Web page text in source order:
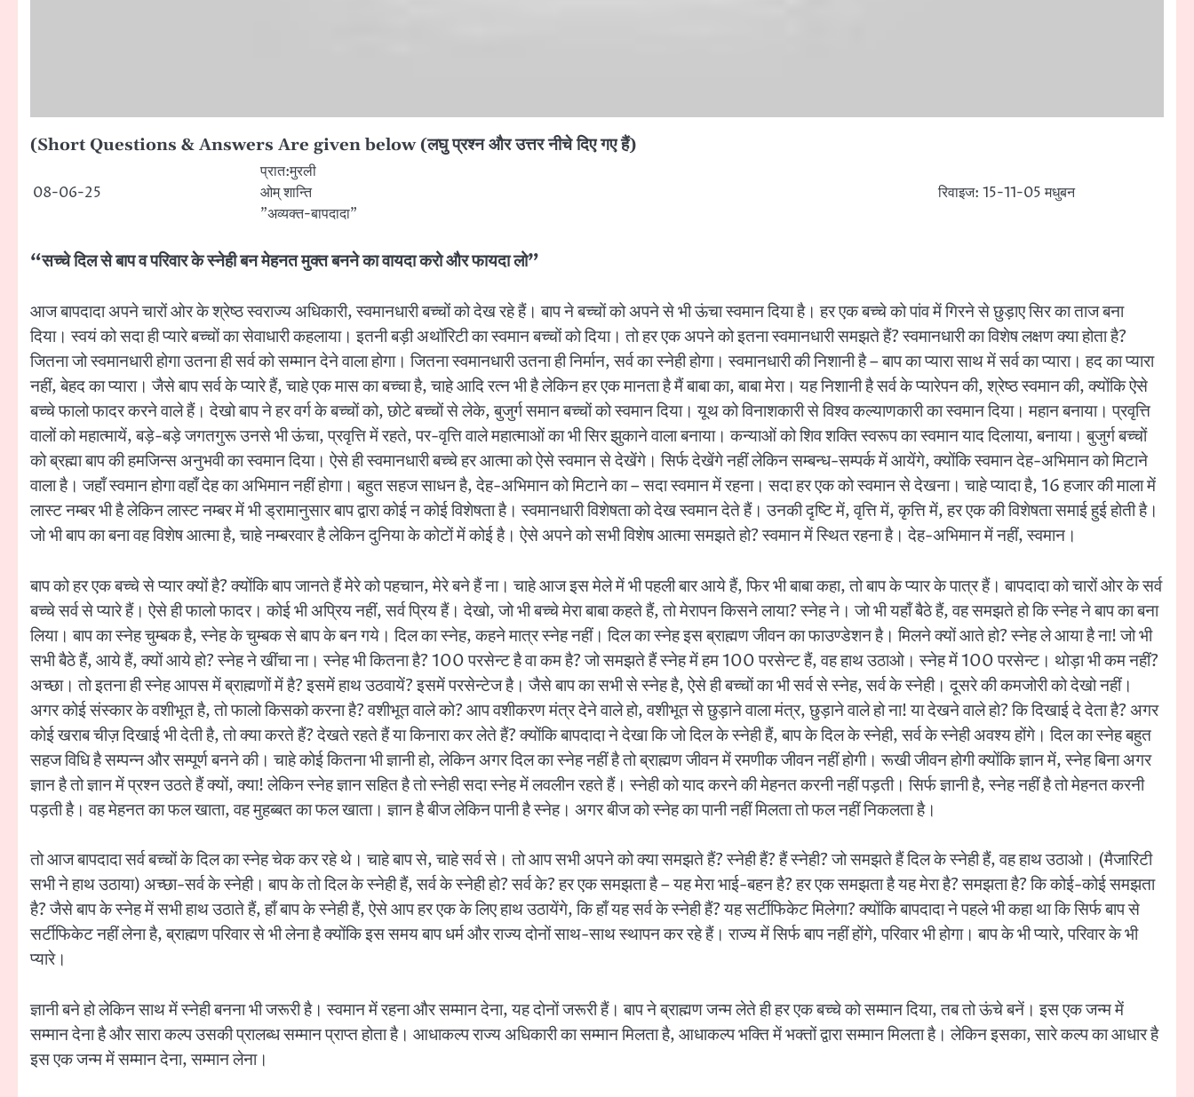
(Short Questions & Answers Are given below (लघु प्रश्न और उत्तर नीचे दिए गए हैं)
08-06-25
प्रात:मुरली
ओम् शान्ति
”अव्यक्त-बापदादा”
रिवाइज: 15-11-05 मधुबन
“सच्चे दिल से बाप व परिवार के स्नेही बन मेहनत मुक्त बनने का वायदा करो और फायदा लो”
आज बापदादा अपने चारों ओर के श्रेष्ठ स्वराज्य अधिकारी, स्वमानधारी बच्चों को देख रहे हैं। बाप ने बच्चों को अपने से भी ऊंचा स्वमान दिया है। हर एक बच्चे को पांव में गिरने से छुड़ाए सिर का ताज बना
दिया। स्वयं को सदा ही प्यारे बच्चों का सेवाधारी कहलाया। इतनी बड़ी अथॉरिटी का स्वमान बच्चों को दिया। तो हर एक अपने को इतना स्वमानधारी समझते हैं? स्वमानधारी का विशेष लक्षण क्या होता है?
जितना जो स्वमानधारी होगा उतना ही सर्व को सम्मान देने वाला होगा। जितना स्वमानधारी उतना ही निर्मान, सर्व का स्नेही होगा। स्वमानधारी की निशानी है – बाप का प्यारा साथ में सर्व का प्यारा। हद का प्यारा
नहीं, बेहद का प्यारा। जैसे बाप सर्व के प्यारे हैं, चाहे एक मास का बच्चा है, चाहे आदि रत्न भी है लेकिन हर एक मानता है मैं बाबा का, बाबा मेरा। यह निशानी है सर्व के प्यारेपन की, श्रेष्ठ स्वमान की, क्योंकि ऐसे
बच्चे फालो फादर करने वाले हैं। देखो बाप ने हर वर्ग के बच्चों को, छोटे बच्चों से लेके, बुजुर्ग समान बच्चों को स्वमान दिया। यूथ को विनाशकारी से विश्व कल्याणकारी का स्वमान दिया। महान बनाया। प्रवृत्ति
वालों को महात्मायें, बड़े-बड़े जगतगुरू उनसे भी ऊंचा, प्रवृत्ति में रहते, पर-वृत्ति वाले महात्माओं का भी सिर झुकाने वाला बनाया। कन्याओं को शिव शक्ति स्वरूप का स्वमान याद दिलाया, बनाया। बुजुर्ग बच्चों
को ब्रह्मा बाप की हमजिन्स अनुभवी का स्वमान दिया। ऐसे ही स्वमानधारी बच्चे हर आत्मा को ऐसे स्वमान से देखेंगे। सिर्फ देखेंगे नहीं लेकिन सम्बन्ध-सम्पर्क में आयेंगे, क्योंकि स्वमान देह-अभिमान को मिटाने
वाला है। जहाँ स्वमान होगा वहाँ देह का अभिमान नहीं होगा। बहुत सहज साधन है, देह-अभिमान को मिटाने का – सदा स्वमान में रहना। सदा हर एक को स्वमान से देखना। चाहे प्यादा है, 16 हजार की माला में
लास्ट नम्बर भी है लेकिन लास्ट नम्बर में भी ड्रामानुसार बाप द्वारा कोई न कोई विशेषता है। स्वमानधारी विशेषता को देख स्वमान देते हैं। उनकी दृष्टि में, वृत्ति में, कृत्ति में, हर एक की विशेषता समाई हुई होती है।
जो भी बाप का बना वह विशेष आत्मा है, चाहे नम्बरवार है लेकिन दुनिया के कोटों में कोई है। ऐसे अपने को सभी विशेष आत्मा समझते हो? स्वमान में स्थित रहना है। देह-अभिमान में नहीं, स्वमान।
बाप को हर एक बच्चे से प्यार क्यों है? क्योंकि बाप जानते हैं मेरे को पहचान, मेरे बने हैं ना। चाहे आज इस मेले में भी पहली बार आये हैं, फिर भी बाबा कहा, तो बाप के प्यार के पात्र हैं। बापदादा को चारों ओर के सर्व
बच्चे सर्व से प्यारे हैं। ऐसे ही फालो फादर। कोई भी अप्रिय नहीं, सर्व प्रिय हैं। देखो, जो भी बच्चे मेरा बाबा कहते हैं, तो मेरापन किसने लाया? स्नेह ने। जो भी यहाँ बैठे हैं, वह समझते हो कि स्नेह ने बाप का बना
लिया। बाप का स्नेह चुम्बक है, स्नेह के चुम्बक से बाप के बन गये। दिल का स्नेह, कहने मात्र स्नेह नहीं। दिल का स्नेह इस ब्राह्मण जीवन का फाउण्डेशन है। मिलने क्यों आते हो? स्नेह ले आया है ना! जो भी
सभी बैठे हैं, आये हैं, क्यों आये हो? स्नेह ने खींचा ना। स्नेह भी कितना है? 100 परसेन्ट है वा कम है? जो समझते हैं स्नेह में हम 100 परसेन्ट हैं, वह हाथ उठाओ। स्नेह में 100 परसेन्ट। थोड़ा भी कम नहीं?
अच्छा। तो इतना ही स्नेह आपस में ब्राह्मणों में है? इसमें हाथ उठवायें? इसमें परसेन्टेज है। जैसे बाप का सभी से स्नेह है, ऐसे ही बच्चों का भी सर्व से स्नेह, सर्व के स्नेही। दूसरे की कमजोरी को देखो नहीं।
अगर कोई संस्कार के वशीभूत है, तो फालो किसको करना है? वशीभूत वाले को? आप वशीकरण मंत्र देने वाले हो, वशीभूत से छुड़ाने वाला मंत्र, छुड़ाने वाले हो ना! या देखने वाले हो? कि दिखाई दे देता है? अगर
कोई खराब चीज़ दिखाई भी देती है, तो क्या करते हैं? देखते रहते हैं या किनारा कर लेते हैं? क्योंकि बापदादा ने देखा कि जो दिल के स्नेही हैं, बाप के दिल के स्नेही, सर्व के स्नेही अवश्य होंगे। दिल का स्नेह बहुत
सहज विधि है सम्पन्न और सम्पूर्ण बनने की। चाहे कोई कितना भी ज्ञानी हो, लेकिन अगर दिल का स्नेह नहीं है तो ब्राह्मण जीवन में रमणीक जीवन नहीं होगी। रूखी जीवन होगी क्योंकि ज्ञान में, स्नेह बिना अगर
ज्ञान है तो ज्ञान में प्रश्न उठते हैं क्यों, क्या! लेकिन स्नेह ज्ञान सहित है तो स्नेही सदा स्नेह में लवलीन रहते हैं। स्नेही को याद करने की मेहनत करनी नहीं पड़ती। सिर्फ ज्ञानी है, स्नेह नहीं है तो मेहनत करनी
पड़ती है। वह मेहनत का फल खाता, वह मुहब्बत का फल खाता। ज्ञान है बीज लेकिन पानी है स्नेह। अगर बीज को स्नेह का पानी नहीं मिलता तो फल नहीं निकलता है।
तो आज बापदादा सर्व बच्चों के दिल का स्नेह चेक कर रहे थे। चाहे बाप से, चाहे सर्व से। तो आप सभी अपने को क्या समझते हैं? स्नेही हैं? हैं स्नेही? जो समझते हैं दिल के स्नेही हैं, वह हाथ उठाओ। (मैजारिटी
सभी ने हाथ उठाया) अच्छा-सर्व के स्नेही। बाप के तो दिल के स्नेही हैं, सर्व के स्नेही हो? सर्व के? हर एक समझता है – यह मेरा भाई-बहन है? हर एक समझता है यह मेरा है? समझता है? कि कोई-कोई समझता
है? जैसे बाप के स्नेह में सभी हाथ उठाते हैं, हाँ बाप के स्नेही हैं, ऐसे आप हर एक के लिए हाथ उठायेंगे, कि हाँ यह सर्व के स्नेही हैं? यह सर्टीफिकेट मिलेगा? क्योंकि बापदादा ने पहले भी कहा था कि सिर्फ बाप से
सर्टीफिकेट नहीं लेना है, ब्राह्मण परिवार से भी लेना है क्योंकि इस समय बाप धर्म और राज्य दोनों साथ-साथ स्थापन कर रहे हैं। राज्य में सिर्फ बाप नहीं होंगे, परिवार भी होगा। बाप के भी प्यारे, परिवार के भी
प्यारे।
ज्ञानी बने हो लेकिन साथ में स्नेही बनना भी जरूरी है। स्वमान में रहना और सम्मान देना, यह दोनों जरूरी हैं। बाप ने ब्राह्मण जन्म लेते ही हर एक बच्चे को सम्मान दिया, तब तो ऊंचे बनें। इस एक जन्म में
सम्मान देना है और सारा कल्प उसकी प्रालब्ध सम्मान प्राप्त होता है। आधाकल्प राज्य अधिकारी का सम्मान मिलता है, आधाकल्प भक्ति में भक्तों द्वारा सम्मान मिलता है। लेकिन इसका, सारे कल्प का आधार है
इस एक जन्म में सम्मान देना, सम्मान लेना।